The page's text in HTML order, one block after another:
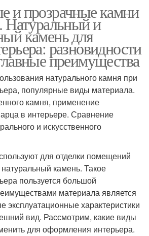
и прозрачные камни
Натуральный и
камень для
разновидности
преимущества
натурального камня при
популярные виды материала.
камня, применение
в интерьере. Сравнение
и искусственного
для отделки помещений
камень. Такое
пользуется большой
материала является
эксплуатационные характеристики
вид. Рассмотрим, какие виды
для оформления интерьера.